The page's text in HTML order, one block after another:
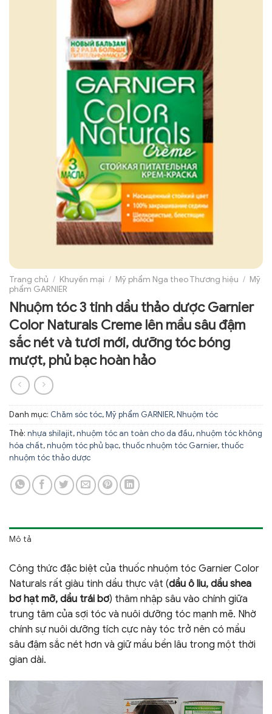
Trang chủ / Khuyến mại / Mỹ phẩm Nga theo Thương hiệu / Mỹ
phẩm GARNIER
Nhuộm tóc 3 tinh dầu thảo dược Garnier
Color Naturals Creme lên mầu sâu đậm
sắc nét và tươi mới, dưỡng tóc bóng
mượt, phủ bạc hoàn hảo
Danh mục: Chăm sóc tóc, Mỹ phẩm GARNIER, Nhuộm tóc
Thẻ: nhựa shilajit,nhuộm tóc an toàn cho da đầu,nhuộm tóc không
hóa chất,nhuộm tóc phủ bạc, thuốc nhuộm tóc Garnier, thuốc
nhuộm tóc thảo dược
Mô tả
Công thức đặc biệt của thuốc nhuộm tóc Garnier Color
Naturals rất giàu tinh dầu thực vật (dầu ô liu, dầu shea
bơ hạt mỡ, dầu trái bơ) thâm nhập sâu vào chính giữa
trung tâm của sợi tóc và nuôi dưỡng tóc mạnh mẽ. Nhờ
chính sự nuôi dưỡng tích cực này tóc trở nên có mầu
sâu đậm sắc nét hơn và giữ mầu bền lâu trong một thời
gian dài.